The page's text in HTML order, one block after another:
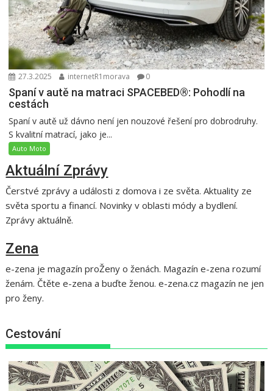
27.3.2025 internetR1morava 0
Spaní v autě na matraci SPACEBED®: Pohodlí na
cestách
Spaní v autě už dávno není jen nouzové řešení pro dobrodruhy.
S kvalitní matrací, jako je...
Auto Moto
Aktuální Zprávy
Čerstvé zprávy a události z domova i ze světa. Aktuality ze
světa sportu a financí. Novinky v oblasti módy a bydlení.
Zprávy aktuálně.
Zena
e-zena je magazín proŽeny o ženách. Magazín e-zena rozumí
ženám. Čtěte e-zena a buďte ženou. e-zena.cz magazín ne jen
pro ženy.
Cestování